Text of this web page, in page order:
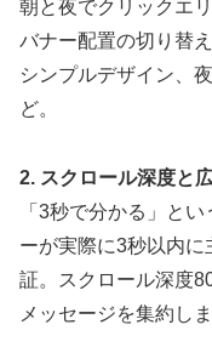
朝と夜でクリックエ
バナー配置の切り替
シンプルデザイン、
ど。
2. スクロール深度と
「3秒で分かる」と
ーが実際に3秒以内
証。スクロール深度
メッセージを集約しま